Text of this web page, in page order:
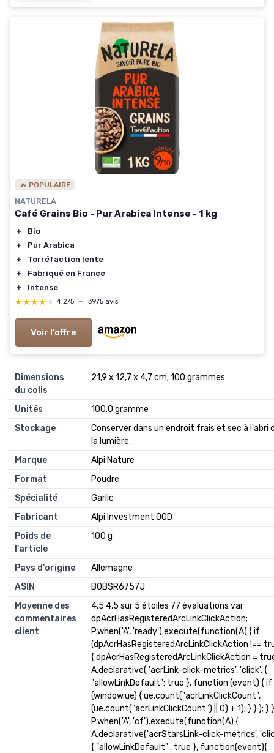
🔥 POPULAIRE
NATURELA
Café Grains Bio - Pur Arabica Intense - 1 kg
＋
Bio
＋
Pur Arabica
＋
Torréfaction lente
＋
Fabriqué en France
＋
Intense
★★★★★
★★★★★ 4,2/5 — 3975 avis
Voir l'offre
Dimensions
du colis
‎21,9 x 12,7 x 4,7 cm; 100 grammes
Unités
‎100.0 gramme
Stockage
‎Conserver dans un endroit frais et sec à l'abri
la lumière.
Marque
‎Alpi Nature
Format
‎Poudre
Spécialité
‎Garlic
Fabricant
‎Alpi Investment OOD
Poids de
l'article
‎100 g
Pays d'origine
‎Allemagne
ASIN
B0BSR6757J
Moyenne des
commentaires
client
4,5 4,5 sur 5 étoiles 77 évaluations var
dpAcrHasRegisteredArcLinkClickAction;
P.when('A', 'ready').execute(function(A) { if
(dpAcrHasRegisteredArcLinkClickAction !==
{ dpAcrHasRegisteredArcLinkClickAction =
A.declarative( 'acrLink-click-metrics', 'click', {
"allowLinkDefault": true }, function (event) { if
(window.ue) { ue.count("acrLinkClickCount",
(ue.count("acrLinkClickCount") || 0) + 1); } } ); }
P.when('A', 'cf').execute(function(A) {
A.declarative('acrStarsLink-click-metrics',
{ "allowLinkDefault" : true }, function(event){